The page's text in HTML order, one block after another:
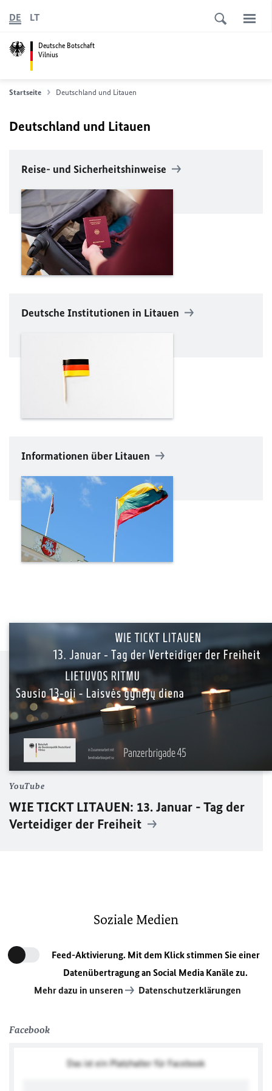
Deutsche Botschaft
Vilnius
DE LT
Startseite Deutschland und Litauen
Deutschland und Litauen
Reise- und Sicherheitshinweise
Deutsche Institutionen in Litauen
Informationen über Litauen
YouTube
WIE TICKT LITAUEN: 13. Januar - Tag der
Verteidiger der Freiheit
Soziale Medien
Feed-Aktivierung. Mit dem Klick stimmen Sie einer
Datenübertragung an Social Media Kanäle zu.
Mehr dazu in unseren
Datenschutzerklärungen
Facebook
Das ist ein Platzhalter für Facebook